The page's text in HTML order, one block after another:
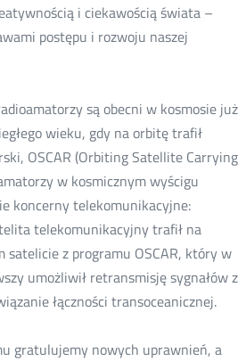
i ciekawością świata –
postępu i rozwoju naszej
są obecni w kosmosie już
wieku, gdy na orbitę trafił
OSCAR (Orbiting Satellite Carrying
w kosmicznym wyścigu
koncerny telekomunikacyjne:
telekomunikacyjny trafił na
satelicie z programu OSCAR, który w
umożliwił retransmisję sygnałów z
łączności transoceanicznej.
gratulujemy nowych uprawnień, a